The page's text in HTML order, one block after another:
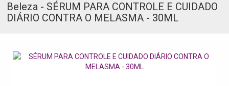
Beleza - SÉRUM PARA CONTROLE E CUIDADO
DIÁRIO CONTRA O MELASMA - 30ML